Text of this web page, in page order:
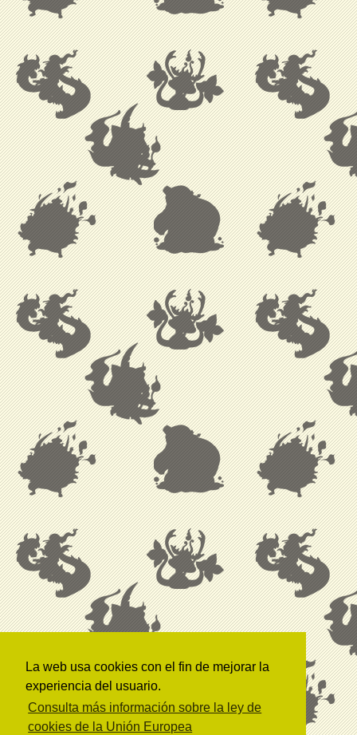
La web usa cookies con el fin de mejorar la
experiencia del usuario.
Consulta más información sobre la ley de
cookies de la Unión Europea